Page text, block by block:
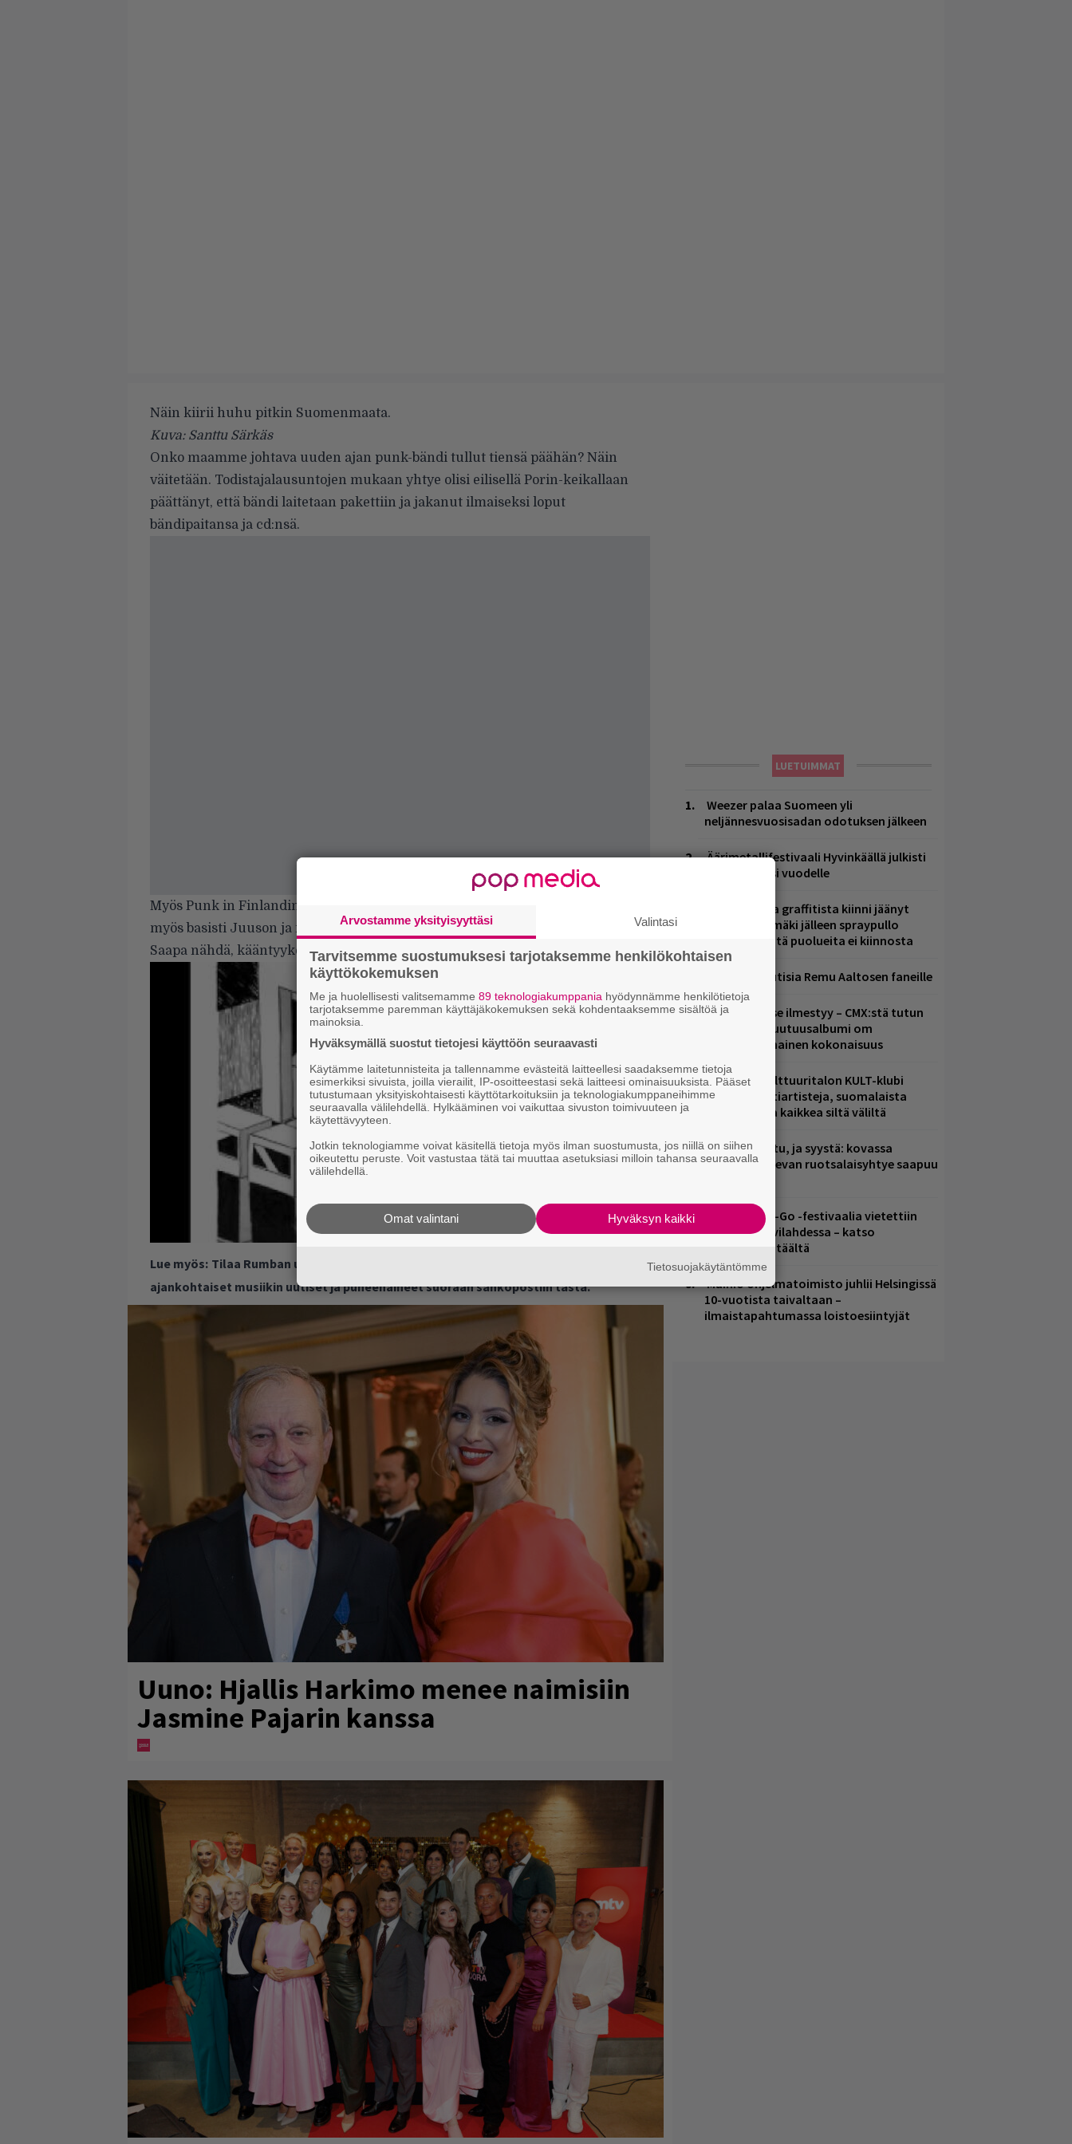
Näin kiirii huhu pitkin Suomenmaata.
Kuva: Santtu Särkäs
Onko maamme johtava uuden ajan punk-bändi tullut tiensä päähän? Näin
väitetään. Todistajalausuntojen mukaan yhtye olisi eilisellä Porin-keikallaan
päättänyt, että bändi laitetaan pakettiin ja jakanut ilmaiseksi loput
bändipaitansa ja cd:nsä.
Myös Punk in Finlandin foorumilla
myös basisti Juuson ja rumpali Mirkon Facebookiin lisäämät
Saapa nähdä, kääntyykö punkkareiden pää vielä. Toivottavasti.
Lue myös: Tilaa Rumban uutiskirje ja tiedät mistä kahvitauolla puhutaan! Nappaa
ajankohtaiset musiikin uutiset ja puheenaiheet suoraan sähköpostiin tästä.
Uuno: Hjallis Harkimo menee naimisiin
Jasmine Pajarin kanssa
LUETUIMMAT
Weezer palaa Suomeen yli
neljännesvuosisadan odotuksen jälkeen
Äärimetallifestivaali Hyvinkäällä julkisti
esiintyjiä ensi vuodelle
Laittomasta graffitista kiinni jäänyt
Paavo Arhinmäki jälleen spraypullo
kädessä – näitä puolueita ei kiinnosta
Mainioita uutisia Remu Aaltosen faneille
Huomenna se ilmestyy – CMX:stä tutun
A.W. Yrjänän uutuusalbumi om
mammuttimainen kokonaisuus
Helsingin Kulttuuritalon KULT-klubi
tarjoaa kulttiartisteja, suomalaista
osaamista ja kaikkea siltä väliltä
Kent mainittu, ja syystä: kovassa
nosteessa olevan ruotsalaisyhtye saapuu
Jytäkesä Go-Go -festivaalia vietettiin
Helsingin Suvilahdessa – katso
kuvagalleria täältä
Mainio ohjelmatoimisto juhlii Helsingissä
10-vuotista taivaltaan –
ilmaistapahtumassa loistoesiintyjät
Arvostamme yksityisyyttäsi Valintasi
Tarvitsemme suostumuksesi tarjotaksemme henkilökohtaisen
käyttökokemuksen
Me ja huolellisesti valitsemamme 89 teknologiakumppania hyödynnämme henkilötietoja
tarjotaksemme paremman käyttäjäkokemuksen sekä kohdentaaksemme sisältöä ja
mainoksia.
Hyväksymällä suostut tietojesi käyttöön seuraavasti
Käytämme laitetunnisteita ja tallennamme evästeitä laitteellesi saadaksemme tietoja
esimerkiksi sivuista, joilla vierailit, IP-osoitteestasi sekä laitteesi ominaisuuksista. Pääset
tutustumaan yksityiskohtaisesti käyttötarkoituksiin ja teknologiakumppaneihimme
seuraavalla välilehdellä. Hylkääminen voi vaikuttaa sivuston toimivuuteen ja
käytettävyyteen.
Jotkin teknologiamme voivat käsitellä tietoja myös ilman suostumusta, jos niillä on siihen
oikeutettu peruste. Voit vastustaa tätä tai muuttaa asetuksiasi milloin tahansa seuraavalla
välilehdellä.
Hyväksyn kaikki
Omat valintani
Tietosuojakäytäntömme